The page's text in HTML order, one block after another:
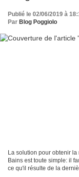
Publié le 02/06/2019 à
Par Blog Poggiolo
La solution pour obtenir
Bains est toute simple: il
ce qu'il résulte de la